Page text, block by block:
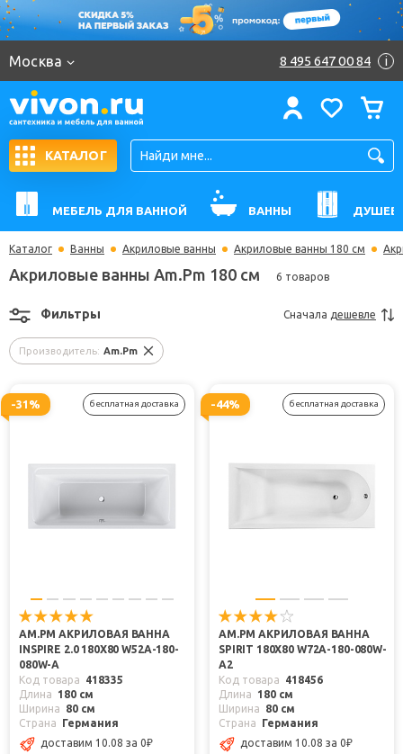
Москва 8 495 647 00 84 i
КАТАЛОГ
МЕБЕЛЬ ДЛЯ ВАННОЙ ВАННЫ
Каталог Ванны Акриловые ванны Акриловые ванны 180 см
Акриловые ванны Am.Pm 180 см 6 товаров
Производитель: Am.Pm
Фильтры Сначала дешевле
-31% бесплатная доставка
AM.PM АКРИЛОВАЯ ВАННА
INSPIRE 2.0 180Х80 W52A-180-
080W-A
Код товара
418335
Длина
180 см
Ширина
80 см
Страна
Германия
доставим 10.08 за 0₽
-44% бесплатная доставка
AM.PM АКРИЛОВАЯ ВАННА
SPIRIT 180Х80 W72A-180-080W-
A2
Код товара
418456
Длина
180 см
Ширина
80 см
Страна
Германия
доставим 10.08 за 0₽